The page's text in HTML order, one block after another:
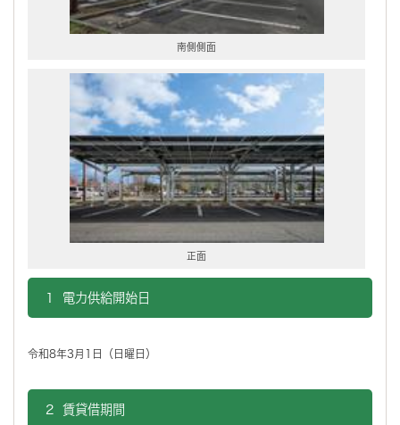
南側側面
正面
1 電力供給開始日
令和8年3月1日（日曜日）
2 賃貸借期間